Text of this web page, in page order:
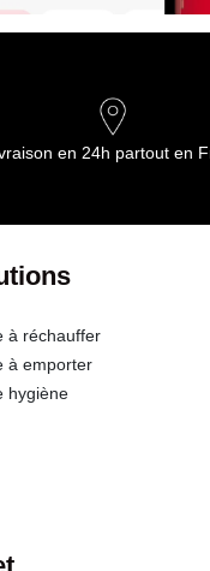
en 24h partout en
à réchauffer
à emporter
hygiène